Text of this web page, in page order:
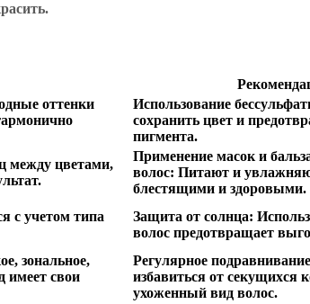
оттенки
Использование
сохранить цвет и
пигмента.
между цветами,
Применение масок и
волос: Питают и
блестящими и здоровыми.
с учетом типа
Защита от солнца:
волос предотвращает
зональное,
имеет свои
Регулярное
избавиться от секущихся
ухоженный вид волос.